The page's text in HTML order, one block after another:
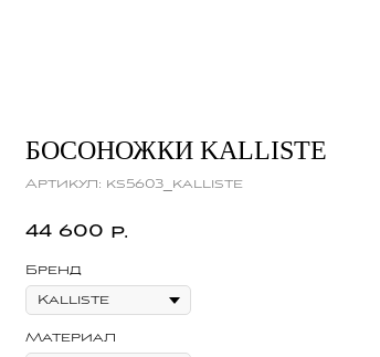
БОСОНОЖКИ KALLISTE
Артикул: ks5603_kalliste
44 600 р.
Бренд
Материал